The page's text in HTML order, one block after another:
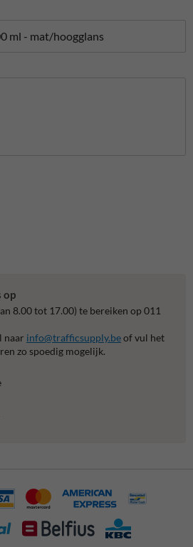
op
8.00 tot 17.00) te bereiken op 011
naar info@trafficsupply.beof vul het
zo spoedig mogelijk.